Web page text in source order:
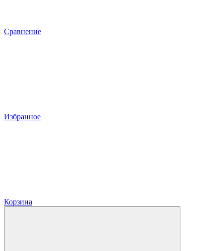
Сравнение
Избранное
Корзина